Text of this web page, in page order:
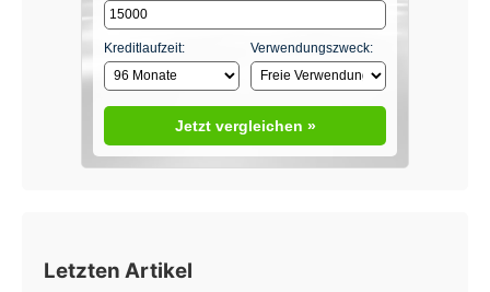
Kreditlaufzeit: Verwendungszweck:
Jetzt vergleichen »
Letzten Artikel